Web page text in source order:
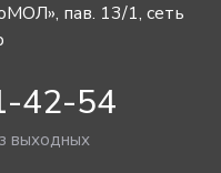
пав. 13/1, сеть
42-54
выходных